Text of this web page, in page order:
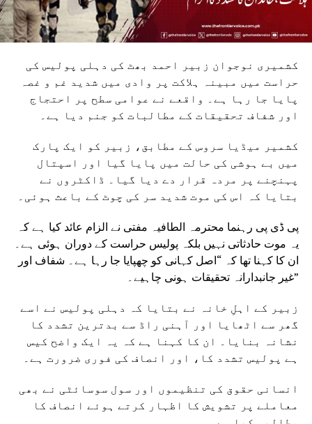
کشمیری نوجوان زبیر احمد بھٹ کی دہلی پولیس کی
حراست میں مبینہ ہلاکت پر وادی میں شدید غم و غصہ
پایا جا رہا ہے۔ واقعے نے عوامی سطح پر احتجاج
اور شفاف تحقیقات کے مطالبات کو جنم دیا ہے۔
کشمیر میڈیا سروس کے مطابق، زبیر کو ایک پارک
میں بے ہوشی کی حالت میں پایا گیا اور اسپتال
پہنچنے پر مردہ قرار دے دیا گیا۔ ڈاکٹروں نے
بتایا کہ اس کی موت شدید سر کی چوٹ کے باعث ہوئی۔
پی ڈی پی رہنما محترمہ الطافیہ مفتی نے الزام عائد کیا ہے کہ
یہ موت حادثاتی نہیں بلکہ پولیس حراست کے دوران ہوئی ہے۔
ان کا کہنا تھا کہ “اصل کہانی کو چھپایا جا رہا ہے۔ شفاف اور
غیر جانبدارانہ تحقیقات ہونی چاہیے۔”
زبیر کے اہلِ خانہ نے بتایا کہ دہلی پولیس نے اسے
گھر سے اٹھایا اور آہنی راڈ سے بدترین تشدد کا
نشانہ بنایا۔ ان کا کہنا ہے کہ یہ ایک واضح کیس
ہے پولیس تشدد کا، اور انصاف کی فوری ضرورت ہے۔
انسانی حقوق کی تنظیموں اور سول سوسائٹی نے بھی
معاملے پر تشویش کا اظہار کرتے ہوئے انصاف کا